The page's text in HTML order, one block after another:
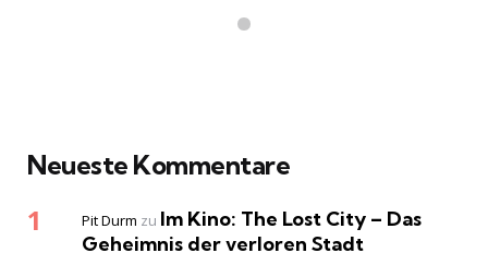
Neueste Kommentare
Pit Durm zu Im Kino: The Lost City – Das
Geheimnis der verloren Stadt